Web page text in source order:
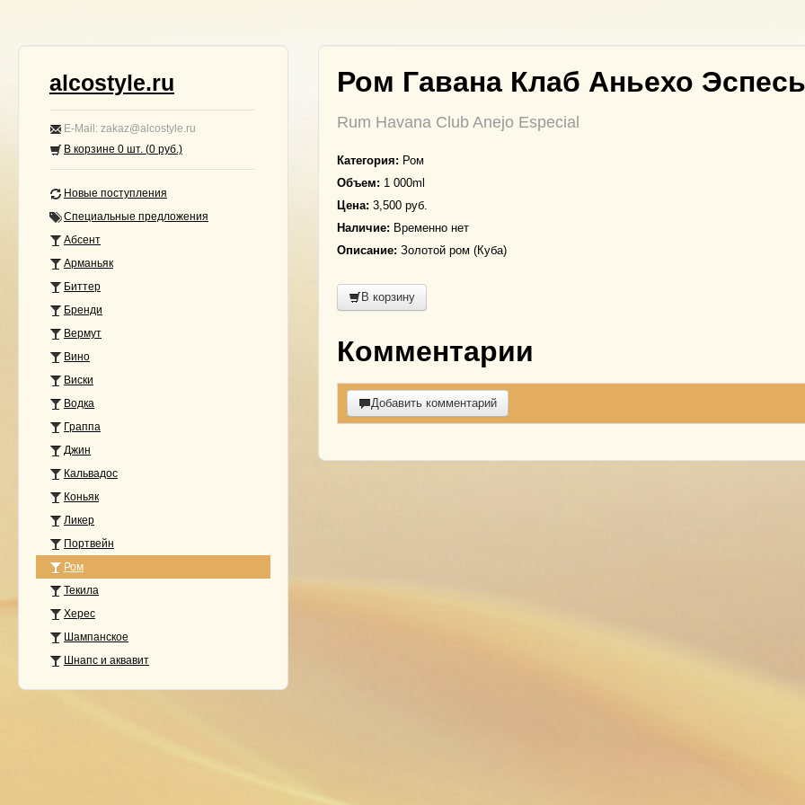
alcostyle.ru
E-Mail: zakaz@alcostyle.ru
В корзине 0 шт. (0 руб.)
Новые поступления
Специальные предложения
Абсент
Арманьяк
Биттер
Бренди
Вермут
Вино
Виски
Водка
Граппа
Джин
Кальвадос
Коньяк
Ликер
Портвейн
Ром
Текила
Херес
Шампанское
Шнапс и аквавит
Ром Гавана Клаб Аньехо
Rum Havana Club Anejo Especial
Категория: Ром
Объем: 1 000ml
Цена: 3,500 руб.
Наличие: Временно нет
Описание: Золотой ром (Куба)
В корзину
Комментарии
Добавить комментарий